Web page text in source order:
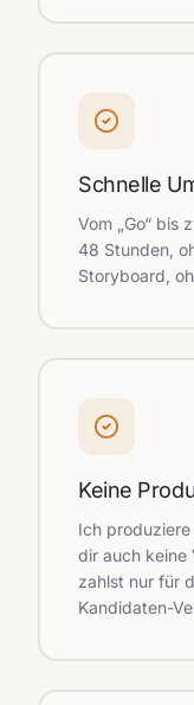
Schnelle
Vom „Go“ bis
48 Stunden,
Storyboard,
Keine
Ich
dir auch keine
zahlst nur für
Kandidaten-